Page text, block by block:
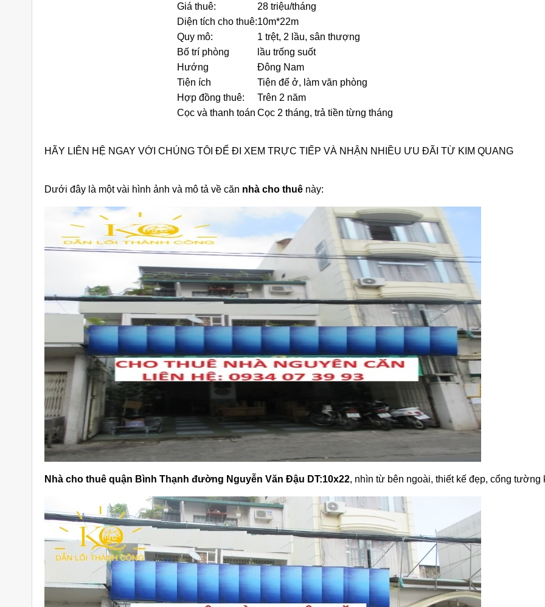
Giá thuê:
28 triệu/tháng
Diện tích cho thuê:10m*22m
Quy mô:
1 trệt, 2 lầu, sân thượng
Bố trí phòng
lầu trống suốt
Hướng
Đông Nam
Tiện ích
Tiện để ở, làm văn phòng
Hợp đồng thuê:
Trên 2 năm
Cọc và thanh toán Cọc 2 tháng, trả tiền từng tháng
HÃY LIÊN HỆ NGAY VỚI CHÚNG TÔI ĐỂ ĐI XEM TRỰC TIẾP VÀ NHẬN NHIỀU ƯU ĐÃI TỪ KIM QUANG
Dưới đây là một vài hình ảnh và mô tả về căn nhà cho thuê này:
Nhà cho thuê quận Bình Thạnh đường Nguyễn Văn Đậu DT:10x22, nhìn từ bên ngoài, thiết kế đẹp, cổng tường
Cho Thuê Nhà Quận 9 Căn Góc
180m2 Sàn Suốt Làm Văn Phòng
25 triệu/tháng
Suốt
Cho thuê nhà quận 9 KDC Đông
Dương nhà mới dt 200m2 giá rẻ
25 triệu/tháng
1 lầu